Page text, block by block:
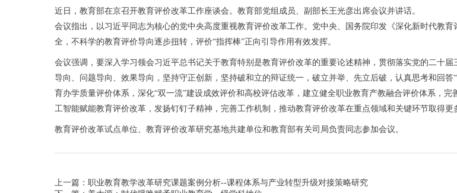
近日，教育部在京召开教育评价改革工作座谈会。教育部党组成员、副部长王光彦出席会议并讲话。
会议指出，以习近平同志为核心的党中央高度重视教育评价改革工作。党中央、国务院印发《深化新时代教
全，不科学的教育评价导向逐步扭转，评价“指挥棒”正向引导作用有效发挥。
会议强调，要深入学习领会习近平总书记关于教育特别是教育评价改革的重要论述精神，贯彻落实党的二十
导向、问题导向、效果导向，坚持守正创新，坚持破和立的辩证统一，破立并举、先立后破，认真思考和回
育办学质量评价体系，深化“双一流”建设成效评价和高校评估改革 ， 建立健全职业教育产教融合评价体系，完
工智能赋能教育评价改革 ，发扬钉钉子精神，完善工作机制，推动教育评价改革在重点领域和关键环节取得更
教育评价改革试点单位、教育评价改革研究基地共建单位和教育部有关司局负责同志参加会议。
上一篇：职业教育教学改革研究课题案例分析--课程体系与产业转型升级对接策略研究